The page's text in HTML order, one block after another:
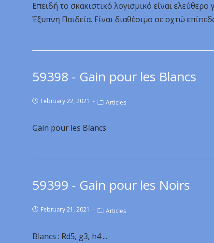
Επειδή το σκακιστικό λογισμικό είναι
Έξυπνη Παιδεία. Είναι διαθέσιμο σε οχτώ
59398 - Gain pour les Blancs
February 22, 2021 Articles
Gain pour les Blancs
59399 - Gain pour les Noirs
February 21, 2021 Articles
Blancs : Rd5, g3, h4 ...